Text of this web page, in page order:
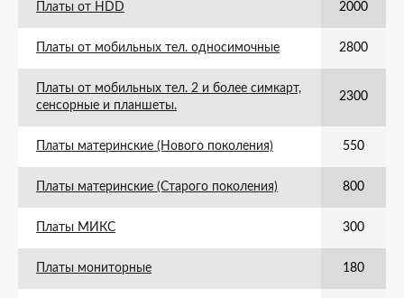
Платы от HDD 2000
Платы от мобильных тел. односимочные 2800
Платы от мобильных тел. 2 и более симкарт,
сенсорные и планшеты.
2300
Платы материнские (Нового поколения) 550
Платы материнские (Старого поколения) 800
Платы МИКС 300
Платы мониторные 180